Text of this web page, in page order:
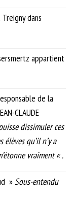
dans
appartient
de la
CLAUDE
dissimuler ces
qu’il n’y a
vraiment « .
»Sous-entendu